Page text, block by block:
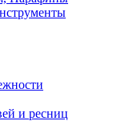
и ресниц